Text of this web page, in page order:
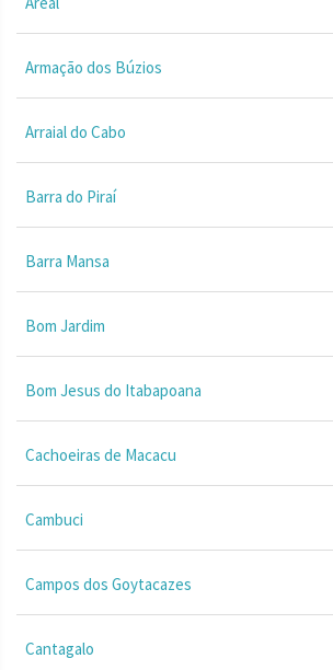
Armação dos Búzios
Arraial do Cabo
Barra do Piraí
Barra Mansa
Bom Jardim
Bom Jesus do Itabapoana
Cachoeiras de Macacu
Cambuci
Campos dos Goytacazes
Cantagalo